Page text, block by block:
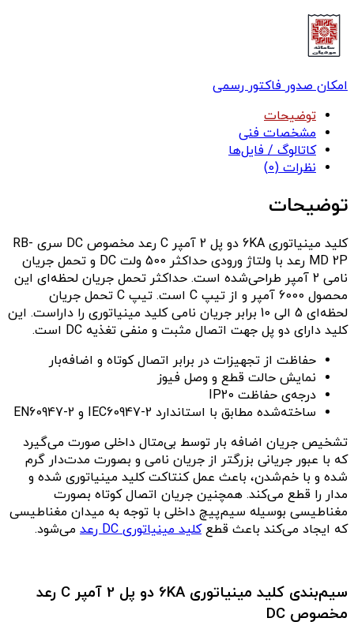
امکان صدور فاکتور رسمی
توضیحات
مشخصات فنی
کاتالوگ / فایل‌ها
نظرات (0)
توضیحات
کلید مینیاتوری 6KA دو پل 2 آمپر C رعد مخصوص DC سری RB-
MD 2P رعد با ولتاژ ورودی حداکثر 500 ولت DC و تحمل جریان
نامی 2 آمپر طراحی‌شده است. حداکثر تحمل جریان لحظه‌ای این
محصول 6000 آمپر و از تیپ C است. تیپ C تحمل جریان
لحظه‌ای 5 الی 10 برابر جریان نامی کلید مینیاتوری را داراست. این
کلید دارای دو پل جهت اتصال مثبت و منفی تغذیه DC است.
حفاظت از تجهیزات در برابر اتصال کوتاه و اضافه‌بار
نمایش حالت قطع و وصل فیوز
درجه‌ی حفاظت IP20
ساخته‌شده مطابق با استاندارد IEC60947-2 و EN60947-2
تشخیص جریان اضافه بار توسط بی‌متال داخلی صورت می‌گیرد
که با عبور جریانی بزرگتر از جریان نامی و بصورت مدت‌دار گرم
شده و با خم‌شدن، باعث عمل کنتاکت کلید مینیاتوری شده و
مدار را قطع می‌کند. همچنین جریان اتصال کوتاه بصورت
مغناطیسی بوسیله سیم‌پیچ داخلی با توجه به میدان مغناطیسی
که ایجاد می‌کند باعث قطعکلید مینیاتوری DC رعد می‌شود.
سیم‌بندی کلید مینیاتوری 6KA دو پل 2 آمپر C رعد
مخصوص DC